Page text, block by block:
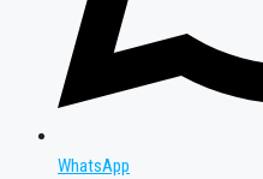
WhatsApp